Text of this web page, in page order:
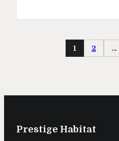
1 2 …
Prestige Habitat